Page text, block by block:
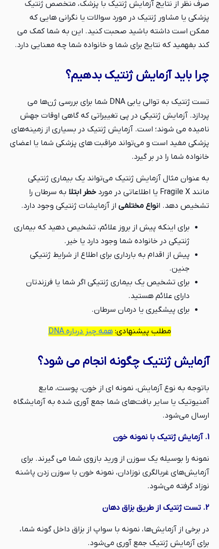
صرف نظر از نتایج آزمایش ژنتیک با پزشک، متخصص ژنتیک
پزشکی یا مشاور ژنتیک در مورد سوالات یا نگرانی هایی که
ممکن است داشته باشید صحبت کنید. این به شما کمک می
کند بفهمید که نتایج برای شما و خانواده شما چه معنایی دارد.
چرا باید آزمایش ژنتیک بدهیم؟
تست ژنتیک به توالی یابی DNA شما برای بررسی ژن‌ها می
پردازد. آزمایش ژنتیکی در پی تغییراتی که گاهی اوقات جهش
نامیده می شوند؛ است. آزمایش ژنتیک در بسیاری از زمینه‌های
پزشکی مفید است و می‌تواند مراقبت های پزشکی شما یا اعضای
خانواده شما را در بر گیرد.
به عنوان مثال آزمایش ژنتیک می‌تواند یک بیماری ژنتیکی
مانند Fragile X یا اطلاعاتی در مورد
خطر ابتلا به سرطان را
تشخیص دهد. انواع مختلفی از آزمایشات ژنتیکی وجود دارد.
برای اینکه پیش از بروز علائم، تشخیص دهید که بیماری
ژنتیکی در خانواده شما وجود دارد یا خیر.
پیش از اقدام به بارداری برای اطلاع از شرایط ژنتیکی
جنین.
برای تشخیص یک بیماری ژنتیکی اگر شما یا فرزندتان
دارای علائم هستید.
برای پیشگیری یا درمان سرطان.
مطلب پیشنهادی:همه چیز درباره DNA
آزمایش ژنتیک چگونه انجام می شود؟
باتوجه به نوع آزمایش، نمونه ای از خون، پوست، مایع
آمنیوتیک یا سایر بافت‌های شما جمع آوری شده به آزمایشگاه
ارسال می‌شود.
1. آزمایش ژنتیک با نمونه خون
نمونه را بوسیله یک سوزن از ورید بازوی شما می گیرند. برای
آزمایش‌های غربالگری نوزادان‌، نمونه خون با سوزن زدن پاشنه
نوزاد گرفته می‌شود.
2. تست ژنتیک از طریق بزاق دهان
در برخی از آزمایش‌ها، نمونه با سواپ از بزاق داخل گونه شما،
برای آزمایش ژنتیک جمع آوری می‌شود.